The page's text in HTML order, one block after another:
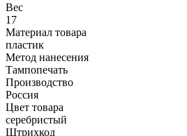
Вес
17
Материал товара
пластик
Метод нанесения
Тампопечать
Производство
Россия
Цвет товара
серебристый
Штрихкод